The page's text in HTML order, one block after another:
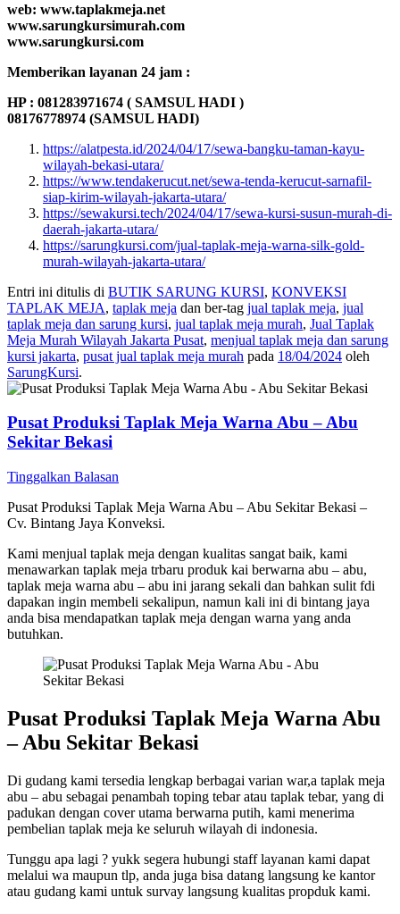
web: www.taplakmeja.net
www.sarungkursimurah.com
www.sarungkursi.com
Memberikan layanan 24 jam :
HP : 081283971674 ( SAMSUL HADI )
08176778974 (SAMSUL HADI)
https://alatpesta.id/2024/04/17/sewa-bangku-taman-kayu-
wilayah-bekasi-utara/
https://www.tendakerucut.net/sewa-tenda-kerucut-sarnafil-
siap-kirim-wilayah-jakarta-utara/
https://sewakursi.tech/2024/04/17/sewa-kursi-susun-murah-di-
daerah-jakarta-utara/
https://sarungkursi.com/jual-taplak-meja-warna-silk-gold-
murah-wilayah-jakarta-utara/
Entri ini ditulis di BUTIK SARUNG KURSI, KONVEKSI
TAPLAK MEJA, taplak meja dan ber-tag jual taplak meja, jual
taplak meja dan sarung kursi, jual taplak meja murah, Jual Taplak
Meja Murah Wilayah Jakarta Pusat, menjual taplak meja dan sarung
kursi jakarta, pusat jual taplak meja murah pada 18/04/2024 oleh
SarungKursi.
Pusat Produksi Taplak Meja Warna Abu – Abu
Sekitar Bekasi
Tinggalkan Balasan
Pusat Produksi Taplak Meja Warna Abu – Abu Sekitar Bekasi –
Cv. Bintang Jaya Konveksi.
Kami menjual taplak meja dengan kualitas sangat baik, kami
menawarkan taplak meja trbaru produk kai berwarna abu – abu,
taplak meja warna abu – abu ini jarang sekali dan bahkan sulit fdi
dapakan ingin membeli sekalipun, namun kali ini di bintang jaya
anda bisa mendapatkan taplak meja dengan warna yang anda
butuhkan.
Pusat Produksi Taplak Meja Warna Abu
– Abu Sekitar Bekasi
Di gudang kami tersedia lengkap berbagai varian war,a taplak meja
abu – abu sebagai penambah toping tebar atau taplak tebar, yang di
padukan dengan cover utama berwarna putih, kami menerima
pembelian taplak meja ke seluruh wilayah di indonesia.
Tunggu apa lagi ? yukk segera hubungi staff layanan kami dapat
melalui wa maupun tlp, anda juga bisa datang langsung ke kantor
atau gudang kami untuk survay langsung kualitas propduk kami.